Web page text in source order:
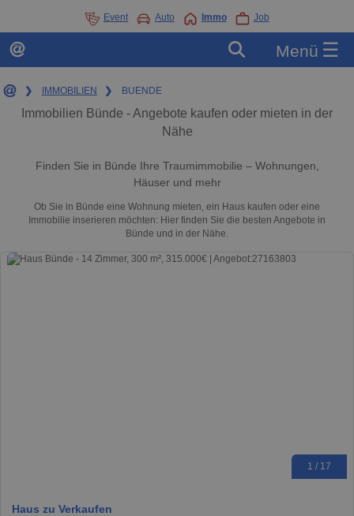
Event Auto Immo Job
Menü ☰
❯ IMMOBILIEN ❯ BUENDE
Immobilien Bünde - Angebote kaufen oder mieten in der
Nähe
Finden Sie in Bünde Ihre Traumimmobilie – Wohnungen,
Häuser und mehr
Ob Sie in Bünde eine Wohnung mieten, ein Haus kaufen oder eine
Immobilie inserieren möchten: Hier finden Sie die besten Angebote in
Bünde und in der Nähe.
1 / 17
Haus zu Verkaufen